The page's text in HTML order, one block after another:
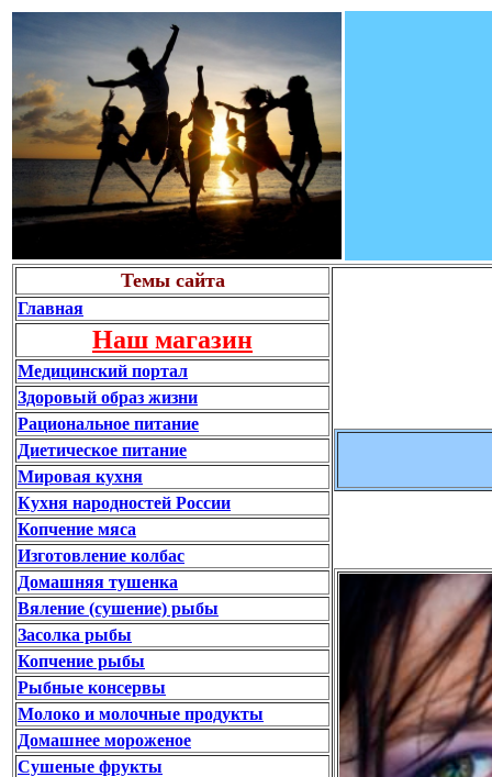
Темы сайта
Главная
Наш магазин
Медицинский портал
Здоровый образ жизни
Рациональное питание
Диетическое питание
Мировая кухня
Кухня народностей России
Копчение мяса
Изготовление колбас
Домашняя тушенка
Вяление (сушение) рыбы
Засолка рыбы
Копчение рыбы
Рыбные консервы
Молоко и молочные продукты
Домашнее мороженое
Сушеные фрукты